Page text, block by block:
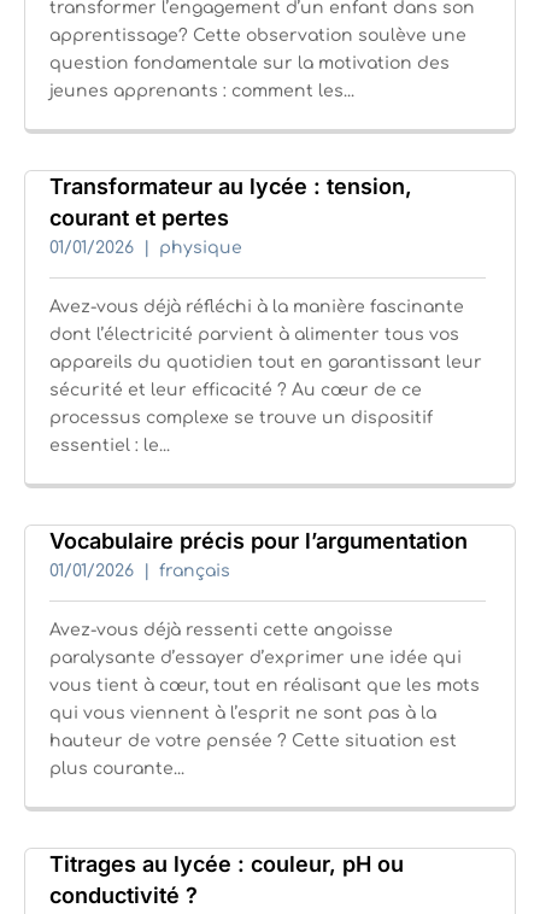
transformer l’engagement d’un enfant dans son
apprentissage? Cette observation soulève une
question fondamentale sur la motivation des
jeunes apprenants : comment les...
Transformateur au lycée : tension,
courant et pertes
01/01/2026 physique
Avez-vous déjà réfléchi à la manière fascinante
dont l’électricité parvient à alimenter tous vos
appareils du quotidien tout en garantissant leur
sécurité et leur efficacité ? Au cœur de ce
processus complexe se trouve un dispositif
essentiel : le...
Vocabulaire précis pour l’argumentation
01/01/2026 français
Avez-vous déjà ressenti cette angoisse
paralysante d’essayer d’exprimer une idée qui
vous tient à cœur, tout en réalisant que les mots
qui vous viennent à l’esprit ne sont pas à la
hauteur de votre pensée ? Cette situation est
plus courante...
Titrages au lycée : couleur, pH ou
conductivité ?